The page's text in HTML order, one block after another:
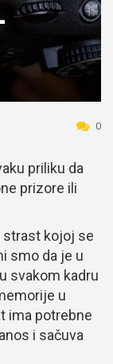
0
priliku da
prizore ili
strast kojoj se
smo da je u
svakom kadru
u
ima potrebne
i sačuva